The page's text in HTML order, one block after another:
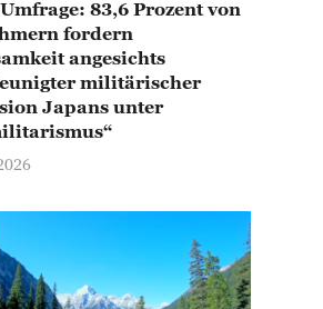
83,6 Prozent von
fordern
angesichts
militärischer
Japans unter